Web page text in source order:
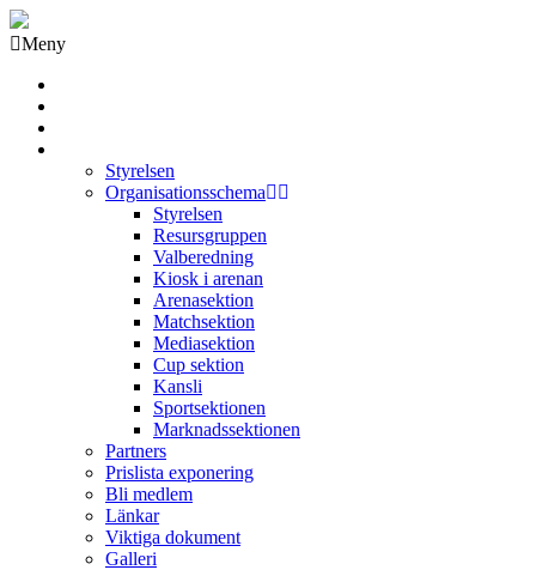
Meny
Styrelsen
Organisationsschema
Styrelsen
Resursgruppen
Valberedning
Kiosk i arenan
Arenasektion
Matchsektion
Mediasektion
Cup sektion
Kansli
Sportsektionen
Marknadssektionen
Partners
Prislista exponering
Bli medlem
Länkar
Viktiga dokument
Galleri